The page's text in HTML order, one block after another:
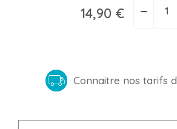
14,90 € −
Connaitre nos tarifs